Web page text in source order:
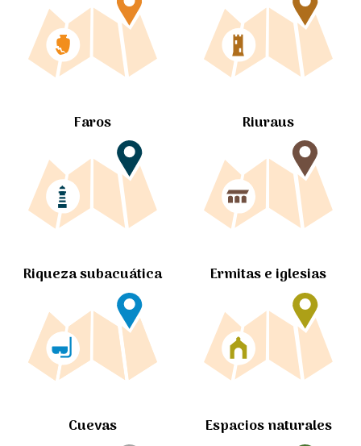
Faros Riuraus
Riqueza subacuática Ermitas e iglesias
Cuevas Espacios naturales